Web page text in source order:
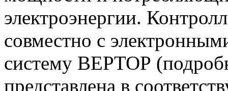
электроэнергии.
совместно с
систему ВЕРТОР
представлена в